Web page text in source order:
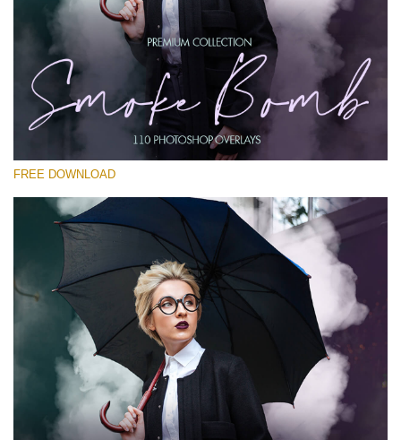
Xin hãy lựa chọn
Free PNG Overlay #14
Small 800*533px
Smoke Bomb
(110 Overlays)
Light Sparkling
Large 6000*4000px
Entire Collection
(1783 Overlays)
Large 6000*4000px
Tải xuống miễn phí
FREE DOWNLOAD